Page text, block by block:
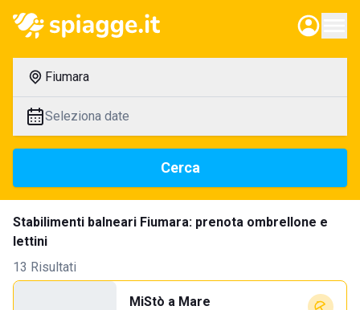
Fiumara
Seleziona date
Cerca
Stabilimenti balneari Fiumara: prenota ombrellone e
lettini
13 Risultati
MiStò a Mare